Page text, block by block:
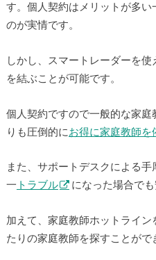
す。個人契約はメリットが多
のが実情です。
しかし、スマートレーダーを
を結ぶことが可能です。
個人契約ですので一般的な家庭
りも圧倒的に お得に家庭教師を
また、サポートデスクによる
一 トラブル になった場合でも
加えて、家庭教師ホットライ
たりの家庭教師を探すことがで